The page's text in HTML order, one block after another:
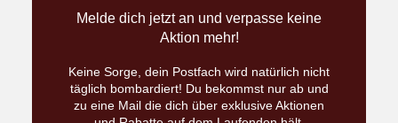
Melde dich jetzt an und verpasse keine
Aktion mehr!
Keine Sorge, dein Postfach wird natürlich nicht
täglich bombardiert! Du bekommst nur ab und
zu eine Mail die dich über exklusive Aktionen